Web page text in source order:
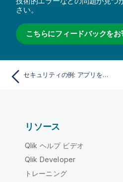
さい。
こちらにフィードバックを
セキュリティの例: アプリを開く
リソース
Qlik ヘルプ ビデオ
Qlik Developer
トレーニング